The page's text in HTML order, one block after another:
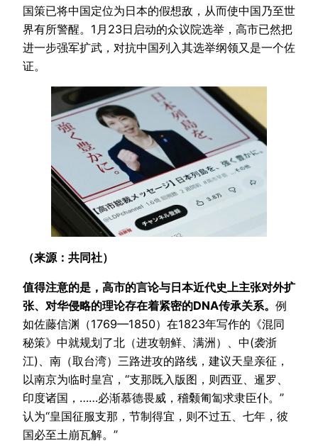
国策已将中国定位为日本的假想敌，从而使中国乃至世
界有所警醒。1月23日启动的众议院选举，高市已然把
进一步强军扩武，对抗中国列入其选举纲领又是一个佐
证。
（来源：共同社）
值得注意的是，高市的言论与日本近代史上主张对外扩
张、对华侵略的理论存在着紧密的DNA传承关系。 例
如佐藤信渊（1769—1850）在1823年写作的《混同
秘策》中就规划了北（进攻朝鲜、满洲）、中(袭浙
江)、南（取台湾）三路进攻的路线，建议天皇亲征，
以南京为临时皇宫，“支那既入版图，则西亚、暹罗、
印度诸国，……必渐慕德畏威，稽颡匍匐求隶臣仆。”
认为“皇国征服支那，节制得宜，则不过五、七年，彼
国必至土崩瓦解。”